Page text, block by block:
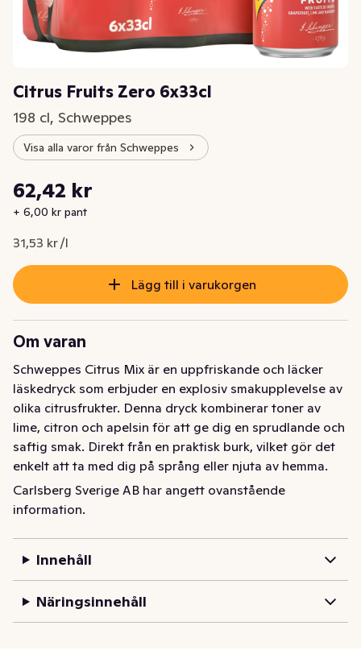
Citrus Fruits Zero 6x33cl
198 cl, Schweppes
Visa alla varor från Schweppes
Nuvarande pris är: 62,42 kr
62,42 kr
+ 6,00 kr pant
31,53 kr /l
Styckpris: 31,53 kr /l
Lägg till i varukorgen
Om varan
Schweppes Citrus Mix är en uppfriskande och läcker
läskedryck som erbjuder en explosiv smakupplevelse av
olika citrusfrukter. Denna dryck kombinerar toner av
lime, citron och apelsin för att ge dig en sprudlande och
saftig smak. Direkt från en praktisk burk, vilket gör det
enkelt att ta med dig på språng eller njuta av hemma.
Denna dryck är mångsidig och kan njutas när som helst
på dagen: den är perfekt för att svalka sig på varma
Serveras välkyld!
Carlsberg Sverige AB har angett ovanstående
information.
Innehåll
Näringsinnehåll